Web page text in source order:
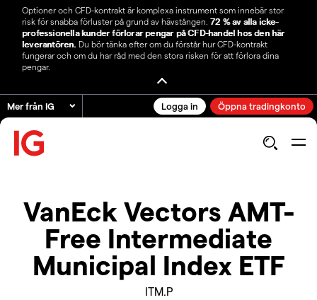
Optioner och CFD-kontrakt är komplexa instrument som innebär stor
risk för snabba förluster på grund av hävstången. 72 % av alla icke-
professionella kunder förlorar pengar på CFD-handel hos den här
leverantören. Du bör tänka efter om du förstår hur CFD-kontrakt
fungerar och om du har råd med den stora risken för att förlora dina
pengar.
Mer från IG Logga in Öppna tradingkonto
VanEck Vectors AMT-
Free Intermediate
Municipal Index ETF
ITM.P